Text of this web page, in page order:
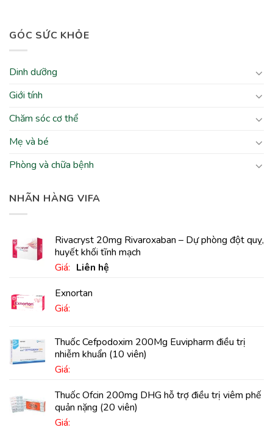
GÓC SỨC KHỎE
Dinh dưỡng
Giới tính
Chăm sóc cơ thể
Mẹ và bé
Phòng và chữa bệnh
NHÃN HÀNG VIFA
Rivacryst 20mg Rivaroxaban – Dự phòng đột quỵ,
huyết khối tĩnh mạch
Giá: Liên hệ
Exnortan
Giá:
Thuốc Cefpodoxim 200Mg Euvipharm điều trị
nhiễm khuẩn (10 viên)
Giá:
Thuốc Ofcin 200mg DHG hỗ trợ điều trị viêm phế
quản nặng (20 viên)
Giá: